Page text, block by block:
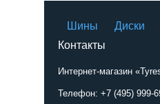
Шины Диски
Контакты
Интернет-магазин
Телефон: +7 (495) 999-